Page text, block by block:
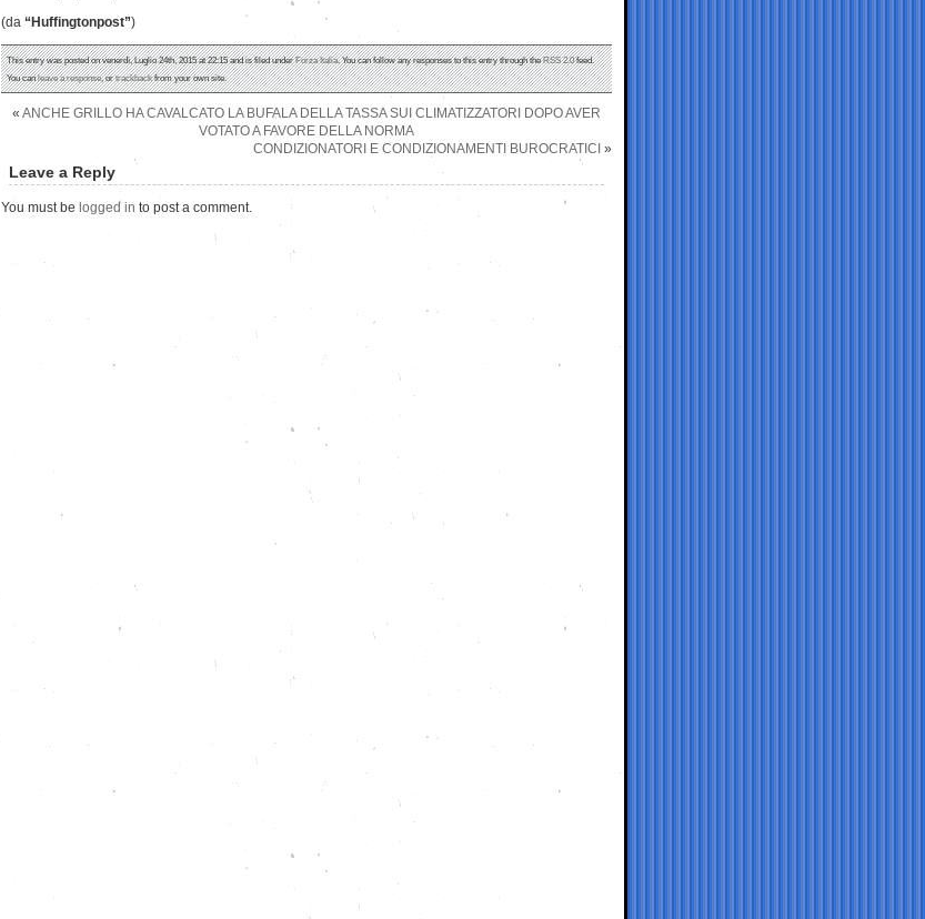
(da “Huffingtonpost”)
This entry was posted on venerdì, Luglio 24th, 2015 at 22:15 and is filed underForza Italia. You can follow any responses to this entry through theRSS 2.0feed.
You canleave a response, ortrackbackfrom your own site.
« ANCHE GRILLO HA CAVALCATO LA BUFALA DELLA TASSA SUI CLIMATIZZATORI DOPO AVER
VOTATO A FAVORE DELLA NORMA
CONDIZIONATORI E CONDIZIONAMENTI BUROCRATICI »
Leave a Reply
You must be logged in to post a comment.